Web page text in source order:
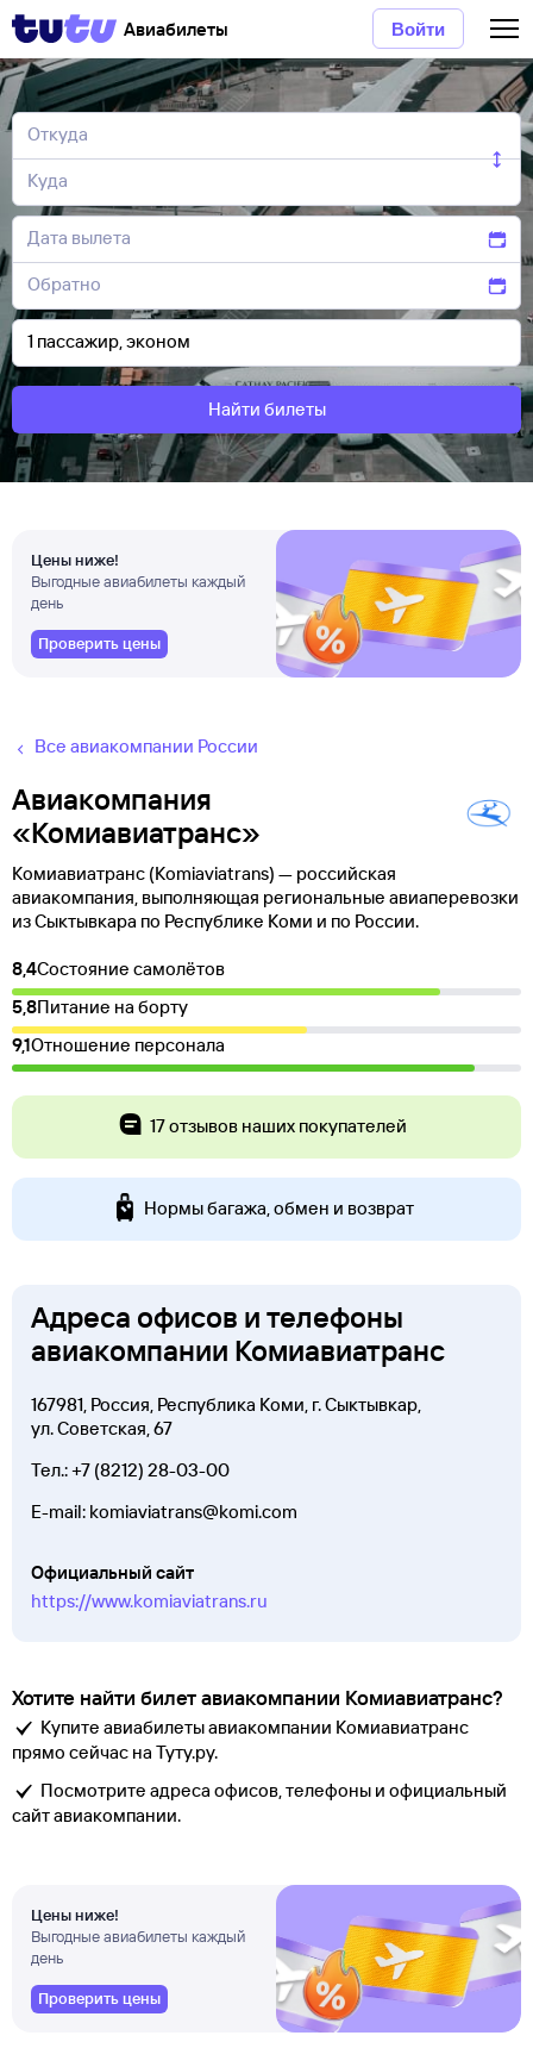
Авиабилеты Войти
Найти билеты
Цены ниже!
Выгодные авиабилеты каждый
день
Проверить цены
Все авиакомпании России
Авиакомпания
«Комиавиатранс»
Комиавиатранс (Komiaviatrans) — российская
авиакомпания, выполняющая региональные авиаперевозки
из Сыктывкара по Республике Коми и по России.
8,4Состояние самолётов
5,8Питание на борту
9,1Отношение персонала
17 отзывов наших покупателей
Нормы багажа, обмен и возврат
Адреса офисов и телефоны
авиакомпании Комиавиатранс
167981, Россия, Республика Коми, г. Сыктывкар,
ул. Советская, 67
Тел.:+7 (8212) 28-03-00
E-mail: komiaviatrans@komi.com
Официальный сайт
https://www.komiaviatrans.ru
Хотите найти билет авиакомпании Комиавиатранс?
Купите авиабилеты авиакомпании Комиавиатранс
прямо сейчас на Туту.ру.
Посмотрите адреса офисов, телефоны и официальный
сайт авиакомпании.
Цены ниже!
Выгодные авиабилеты каждый
день
Проверить цены